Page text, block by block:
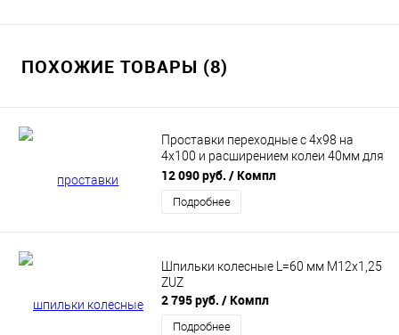
ПОХОЖИЕ ТОВАРЫ (8)
Проставки переходные с 4х98 на
4х100 и расширением колеи 40мм для
смены PCD и ЦО (ступица 58.6) на ВАЗ
2101-2107, 2108-21099, 2110-2112,
2113-2115, ЛАДА ГРАНТА, КАЛИНА,
12 090 руб. / Компл
Подробнее
Шпильки колесные L=60 мм М12х1,25
ZUZ
2 795 руб. / Компл
Подробнее